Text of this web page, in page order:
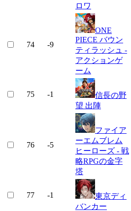
ロワ
74 -9
ONE
PIECE バウン
ティラッシュ -
アクションゲ
ーム
75 -1
信長の野
望 出陣
76 -5
ファイア
ーエムブレム
ヒーローズ - 戦
略RPGの金字
塔
77 -1
東京ディ
バンカー